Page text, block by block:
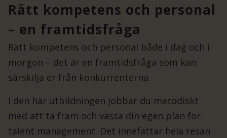
Rätt kompetens och personal
– en framtidsfråga
Rätt kompetens och personal både i dag och i
morgon – det är en framtidsfråga som kan
särskilja er från konkurrenterna.
I den här utbildningen jobbar du metodiskt
med att ta fram och vässa din egen plan för
talent management. Det innefattar hela resan